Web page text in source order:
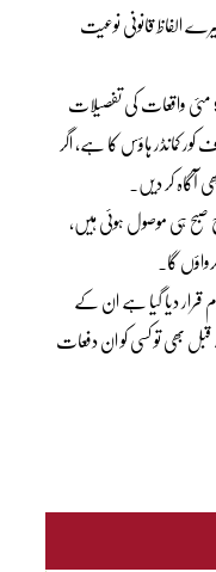
الفاظ قانونی نوعیت
جسٹس محمد علی مظہر نے کہا کہ کل بھی کہا تھا کہ 9 مئی واقعات کی تفصیلات
کمانڈر ہاؤس کا ہے، اگر
آگاہ کر دیں۔
صبح ہی موصول ہوئی ہیں،
گا۔
قرار دیا گیا ہے ان کے
کا کیا ہو گا؟ 9 مئی سے قبل بھی تو کسی کو ان دفعات